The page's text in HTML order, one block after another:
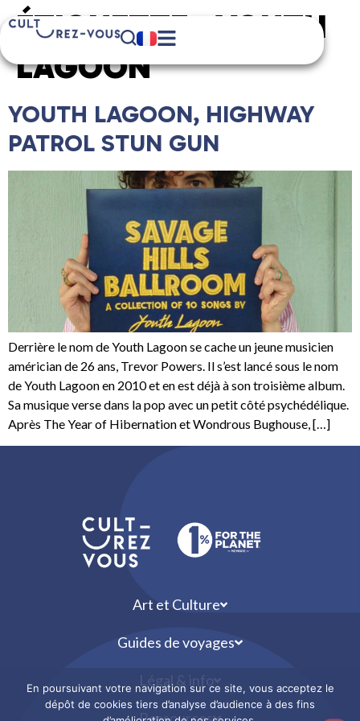
ÉTIQUETTE : YOUTH
LAGOON
YOUTH LAGOON, HIGHWAY
PATROL STUN GUN
Derrière le nom de Youth Lagoon se cache un jeune musicien
américian de 26 ans, Trevor Powers. Il s’est lancé sous le nom
de Youth Lagoon en 2010 et en est déjà à son troisième album.
Sa musique verse dans la pop avec un petit côté psychédélique.
Après The Year of Hibernation et Wondrous Bughouse, […]
Art et Culture
Guides de voyages
Légal & info
En poursuivant votre navigation sur ce site, vous acceptez le
dépôt de cookies tiers d’analyse d’audience à des fins